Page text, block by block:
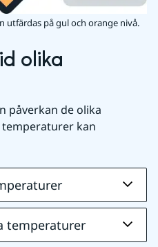
utfärdas på gul och orange nivå.
olika
påverkan de olika
kan
temperaturer